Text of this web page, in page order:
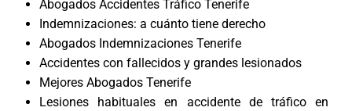
Abogados Accidentes Tráfico Tenerife
Indemnizaciones: a cuánto tiene derecho
Abogados Indemnizaciones Tenerife
Accidentes con fallecidos y grandes lesionados
Mejores Abogados Tenerife
Lesiones habituales en accidente de tráfico en